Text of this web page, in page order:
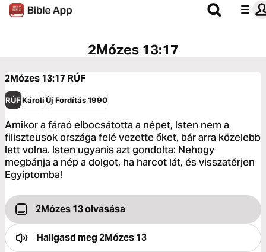
2Mózes 13:17
2Mózes 13:17 RÚF
RÚFKároliÚj Fordítás 1990
Amikor a fáraó elbocsátotta a népet, Isten nem a
filiszteusok országa felé vezette őket, bár arra közelebb
lett volna. Isten ugyanis azt gondolta: Nehogy
megbánja a nép a dolgot, ha harcot lát, és visszatérjen
Egyiptomba!
2Mózes 13 olvasása
Hallgasd meg2Mózes 13